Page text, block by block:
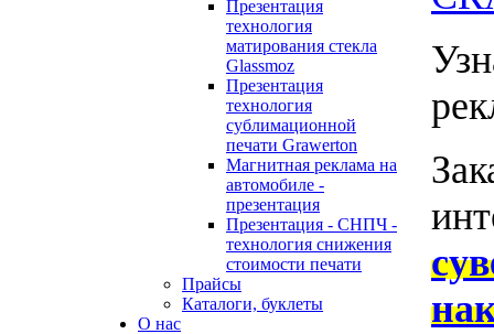
Презентация
технология
матирования стекла
Glassmoz
Презентация
технология
сублимационной
печати Grawerton
Магнитная реклама на
автомобиле -
презентация
Презентация - СНПЧ -
технология снижения
стоимости печати
Прайсы
Каталоги, буклеты
О нас